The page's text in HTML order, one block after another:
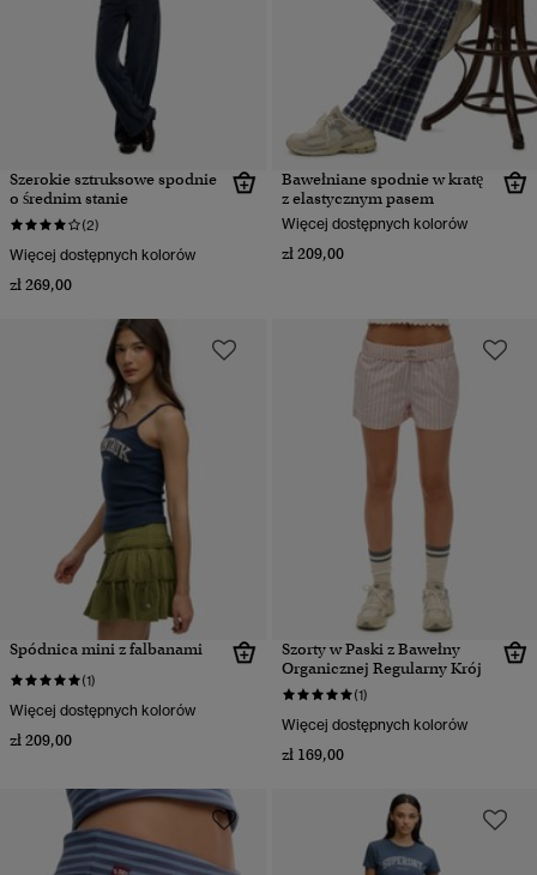
Szerokie sztruksowe spodnie
o średnim stanie
(2)
Więcej dostępnych kolorów
zł 269,00
Bawełniane spodnie w kratę
z elastycznym pasem
Więcej dostępnych kolorów
zł 209,00
Spódnica mini z falbanami
(1)
Więcej dostępnych kolorów
zł 209,00
Szorty w Paski z Bawełny
Organicznej Regularny Krój
(1)
Więcej dostępnych kolorów
zł 169,00